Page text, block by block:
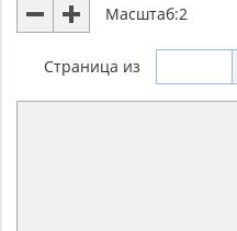
Масштаб:2
Страница из